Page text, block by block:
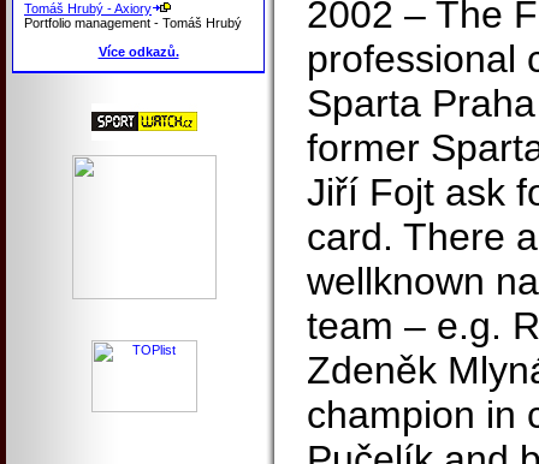
Tomáš Hrubý - Axiory
Portfolio management - Tomáš Hrubý
Více odkazů.
2002 – The
professional
Sparta
former
Jiří Fojt ask
card. There
wellknown
team – e.g.
Zdeněk
champion in